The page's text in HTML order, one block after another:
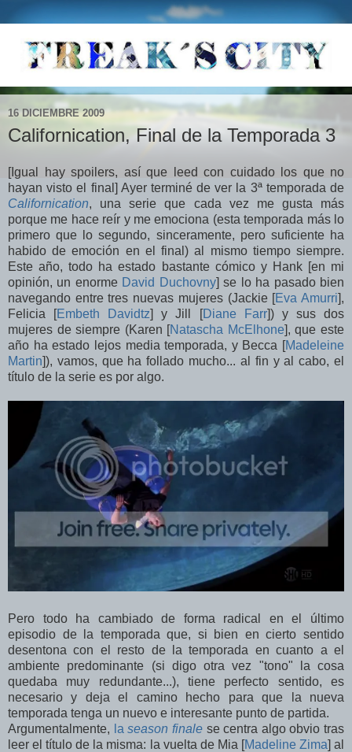
16 DICIEMBRE 2009
Californication, Final de la Temporada 3
[Igual hay spoilers, así que leed con cuidado los que no
hayan visto el final] Ayer terminé de ver la 3ª temporada de
Californication, una serie que cada vez me gusta más
porque me hace reír y me emociona (esta temporada más lo
primero que lo segundo, sinceramente, pero suficiente ha
habido de emoción en el final) al mismo tiempo siempre.
Este año, todo ha estado bastante cómico y Hank [en mi
opinión, un enorme David Duchovny] se lo ha pasado bien
navegando entre tres nuevas mujeres (Jackie [Eva Amurri],
Felicia [Embeth Davidtz] y Jill [Diane Farr]) y sus dos
mujeres de siempre (Karen [Natascha McElhone], que este
año ha estado lejos media temporada, y Becca [Madeleine
Martin]), vamos, que ha follado mucho... al fin y al cabo, el
título de la serie es por algo.
Pero todo ha cambiado de forma radical en el último
episodio de la temporada que, si bien en cierto sentido
desentona con el resto de la temporada en cuanto a el
ambiente predominante (si digo otra vez "tono" la cosa
quedaba muy redundante...), tiene perfecto sentido, es
necesario y deja el camino hecho para que la nueva
temporada tenga un nuevo e interesante punto de partida.
Argumentalmente, laseason finalese centra algo obvio tras
leer el título de la misma: la vuelta de Mia [Madeline Zima] al